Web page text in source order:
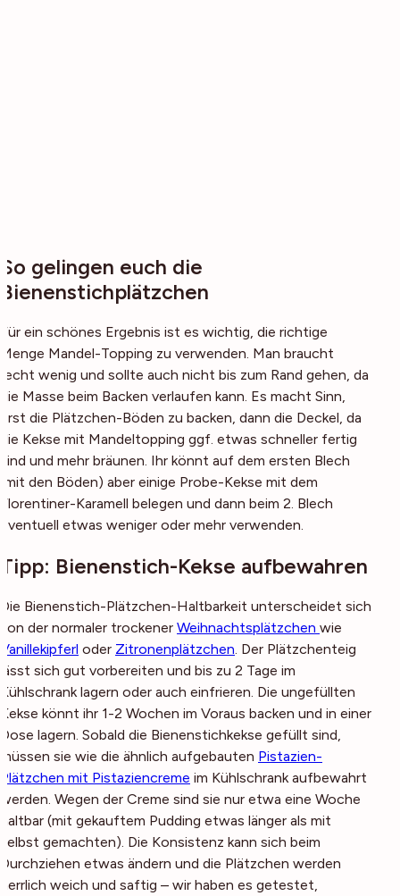
So gelingen euch die
Bienenstichplätzchen
Für ein schönes Ergebnis ist es wichtig, die richtige
Menge Mandel-Topping zu verwenden. Man braucht
recht wenig und sollte auch nicht bis zum Rand gehen, da
die Masse beim Backen verlaufen kann. Es macht Sinn,
erst die Plätzchen-Böden zu backen, dann die Deckel, da
die Kekse mit Mandeltopping ggf. etwas schneller fertig
sind und mehr bräunen. Ihr könnt auf dem ersten Blech
(mit den Böden) aber einige Probe-Kekse mit dem
Florentiner-Karamell belegen und dann beim 2. Blech
eventuell etwas weniger oder mehr verwenden.
Tipp: Bienenstich-Kekse aufbewahren
Die Bienenstich-Plätzchen-Haltbarkeit unterscheidet sich
von der normaler trockener Weihnachtsplätzchen wie
Vanillekipferl oder Zitronenplätzchen. Der Plätzchenteig
lässt sich gut vorbereiten und bis zu 2 Tage im
Kühlschrank lagern oder auch einfrieren. Die ungefüllten
Kekse könnt ihr 1-2 Wochen im Voraus backen und in einer
Dose lagern. Sobald die Bienenstichkekse gefüllt sind,
müssen sie wie die ähnlich aufgebauten Pistazien-
Plätzchen mit Pistaziencreme im Kühlschrank aufbewahrt
werden. Wegen der Creme sind sie nur etwa eine Woche
haltbar (mit gekauftem Pudding etwas länger als mit
selbst gemachten). Die Konsistenz kann sich beim
Durchziehen etwas ändern und die Plätzchen werden
herrlich weich und saftig – wir haben es getestet,